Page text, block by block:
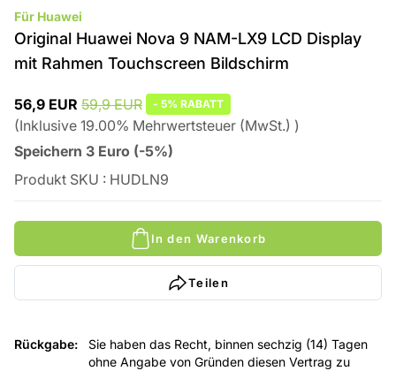
Für Huawei
Original Huawei Nova 9 NAM-LX9 LCD Display
mit Rahmen Touchscreen Bildschirm
56,9 EUR 59,9 EUR - 5% RABATT
(Inklusive 19.00% Mehrwertsteuer (MwSt.) )
Speichern 3 Euro (-5%)
Produkt SKU : HUDLN9
In den Warenkorb
Teilen
Rückgabe:
Sie haben das Recht, binnen sechzig (14) Tagen
ohne Angabe von Gründen diesen Vertrag zu